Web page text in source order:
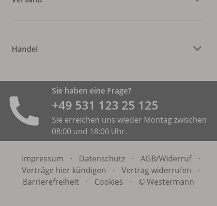
Handel
Sie haben eine Frage?
+49 531 ­123 25 125
Sie erreichen uns wieder Montag zwischen
08:00 und 18:00 Uhr.
Impressum · Datenschutz · AGB/Widerruf
·
Verträge hier kündigen
· Vertrag widerrufen
·
Barrierefreiheit
· Cookies · © Westermann